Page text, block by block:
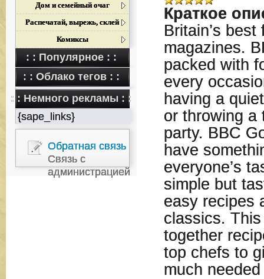
Дом и семейный очаг
Распечатай, вырежь, склей
Комиксы
: : Популярное : :
: : Облако тегов : :
: : Немного рекламы : :
{sape_links}
Обратная связь
Связь с
администрацией
Краткое
Britain’s
magazines.
packed with
every
having a
or throwing a
party. BBC
have
everyone’s
simple but
easy recipes
classics.
together
top chefs to
much